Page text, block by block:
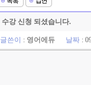
수강 신청 되셨습니다.
글쓴이 : 영어에듀 날짜 :